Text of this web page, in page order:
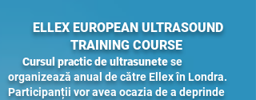
ELLEX EUROPEAN ULTRASOUND
TRAINING COURSE
Cursul practic de ultrasunetese
organizează anual de către Ellex în Londra.
Participanții vor avea ocazia de a deprinde